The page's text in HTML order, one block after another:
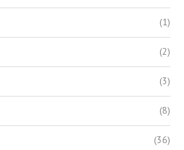
(1)
(2)
(3)
(8)
(36)